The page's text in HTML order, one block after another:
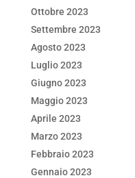
Ottobre 2023
Settembre 2023
Agosto 2023
Luglio 2023
Giugno 2023
Maggio 2023
Aprile 2023
Marzo 2023
Febbraio 2023
Gennaio 2023